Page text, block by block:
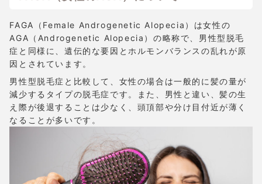
FAGA（Female Androgenetic Alopecia）は女性の
AGA（Androgenetic Alopecia）の略称で、男性型脱毛
症と同様に、遺伝的な要因とホルモンバランスの乱れが原
因とされています。
男性型脱毛症と比較して、女性の場合は一般的に髪の量が
減少するタイプの脱毛症です。また、男性と違い、髪の生
え際が後退することは少なく、頭頂部や分け目付近が薄く
なることが多いです。